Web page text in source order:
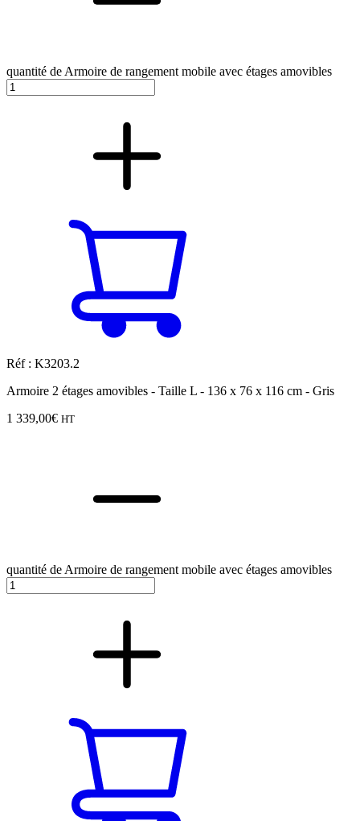
quantité de Armoire de rangement mobile avec étages amovibles
Réf : K3203.2
Armoire 2 étages amovibles - Taille L - 136 x 76 x 116 cm - Gris
1 339,00€ HT
quantité de Armoire de rangement mobile avec étages amovibles